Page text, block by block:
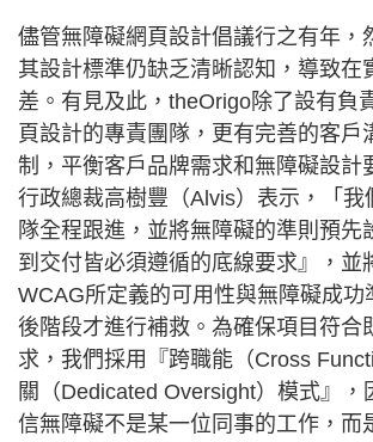
儘管無障礙網頁設計倡議行之有年，
其設計標準仍缺乏清晰認知，導致在
差。有見及此，theOrigo除了設有負
頁設計的專責團隊，更有完善的客戶
制，平衡客戶品牌需求和無障礙設計
行政總裁高樹豐（Alvis）表示，「我
隊全程跟進，並將無障礙的準則預先
到交付皆必須遵循的底線要求』，並
WCAG所定義的可用性與無障礙成功
後階段才進行補救。為確保項目符合
求，我們採用『跨職能（Cross
關（Dedicated Oversight）模式』，
信無障礙不是某一位同事的工作，而